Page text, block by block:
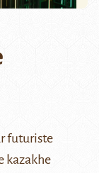
futuriste
kazakhe